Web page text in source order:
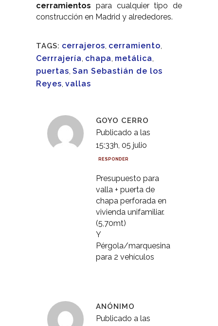
cerramientos para cualquier tipo de
construcción en Madrid y alrededores.
TAGS: cerrajeros, cerramiento,
Cerrrajería, chapa, metálica,
puertas, San Sebastián de los
Reyes, vallas
GOYO CERRO
Publicado a las
15:33h, 05 julio
RESPONDER
Presupuesto para
valla + puerta de
chapa perforada en
vivienda unifamiliar.
(5,70mt)
Y
Pérgola/marquesina
para 2 vehículos
ANÓNIMO
Publicado a las